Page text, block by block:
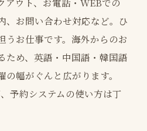
、お問い合わせ対応など。ひ
うお仕事です。海外からのお
ため、英語・中国語・韓国語
幅がぐんと広がります。
予約システムの使い方は丁